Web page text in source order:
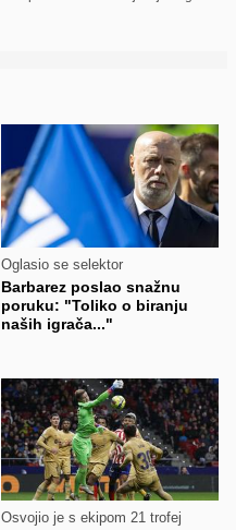
Oglasio se selektor
Barbarez poslao snažnu
poruku: "Toliko o biranju
naših igrača..."
Osvojio je s ekipom 21 trofej